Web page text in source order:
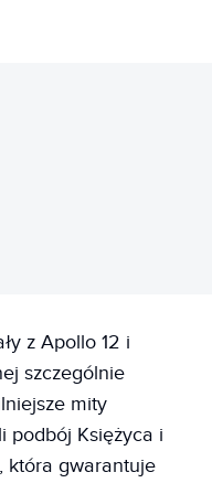
z Apollo 12 i
szczególnie
mity
podbój Księżyca i
która gwarantuje